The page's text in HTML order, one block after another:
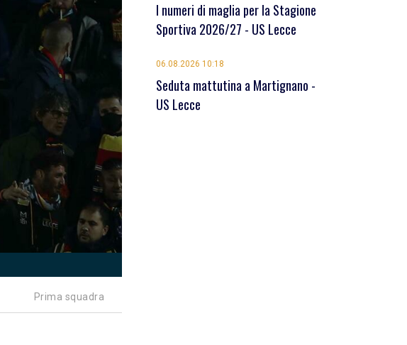
Prima squadra
I numeri di maglia per la Stagione
Sportiva 2026/27 - US Lecce
06.08.2026 10:18
Seduta mattutina a Martignano -
US Lecce